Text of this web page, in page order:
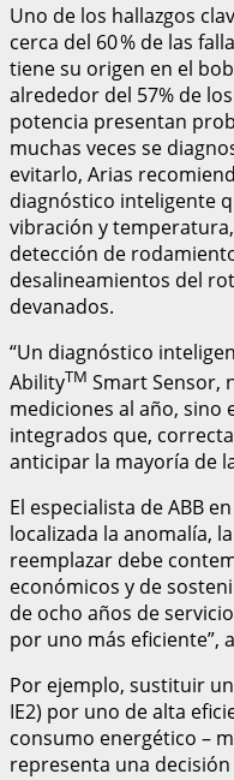
Uno de los hallazgos
cerca del 60 % de las
tiene su origen en el
alrededor del 57% de
potencia presentan
muchas veces se
evitarlo, Arias
diagnóstico inteligente
vibración y
detección de
desalineamientos del
devanados.
“Un diagnóstico
AbilityTM Smart Sensor,
mediciones al año, sino
integrados que,
anticipar la mayoría de
El especialista de ABB
localizada la anomalía,
reemplazar debe
económicos y de
de ocho años de
por uno más eficiente”,
Por ejemplo, sustituir
IE2) por uno de alta
consumo energético –
representa una